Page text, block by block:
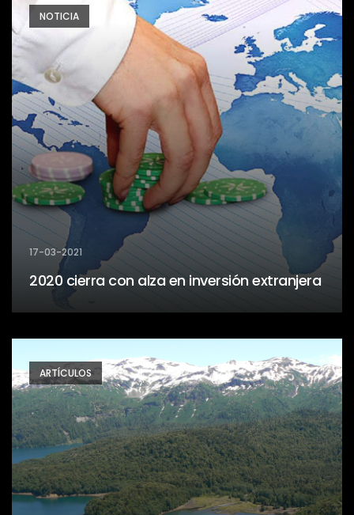
NOTICIA
17-03-2021
2020 cierra con alza en inversión extranjera
ARTÍCULOS